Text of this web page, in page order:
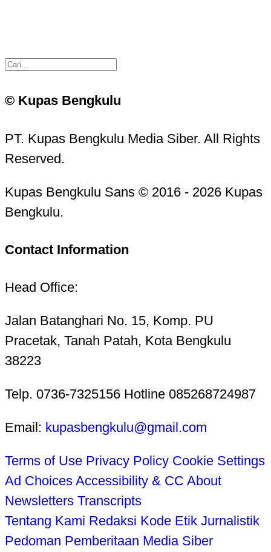
© Kupas Bengkulu
PT. Kupas Bengkulu Media Siber. All Rights
Reserved.
Kupas Bengkulu Sans © 2016 - 2026 Kupas
Bengkulu.
Contact Information
Head Office:
Jalan Batanghari No. 15, Komp. PU
Pracetak, Tanah Patah, Kota Bengkulu
38223
Telp. 0736-7325156 Hotline 085268724987
Email: kupasbengkulu@gmail.com
Terms of Use Privacy Policy Cookie Settings
Ad Choices Accessibility & CC About
Newsletters Transcripts
Tentang Kami Redaksi Kode Etik Jurnalistik
Pedoman Pemberitaan Media Siber